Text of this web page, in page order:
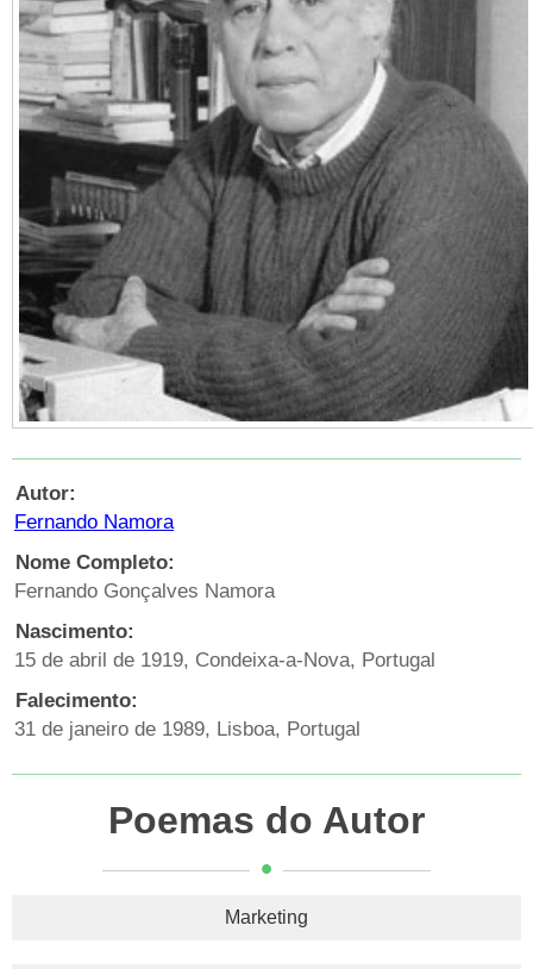
Autor:
Fernando Namora
Nome Completo:
Fernando Gonçalves Namora
Nascimento:
15 de abril de 1919, Condeixa-a-Nova, Portugal
Falecimento:
31 de janeiro de 1989, Lisboa, Portugal
Poemas do Autor
Marketing